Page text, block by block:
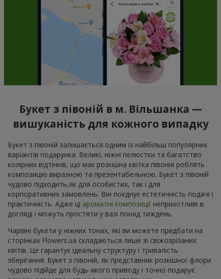
Букет з півоній в м. Вільшанка —
вишуканість для кожного випадку
Букет з півоній залишається одним із найбільш популярних
варіантів подарунка. Великі, ніжні пелюстки та багатство
колірних відтінків, що має розкішна квітка півонія роблять
композицію виразною та презентабельною. Букет з півоній
чудово підходить,як для особистих, так і для
корпоративних замовлень. Він поєднує естетичність подачі і
практичність. Адже ці ароматні композиції неприхотливі в
догляді і можуть простяти у вазі понад тиждень.
Чарівні букети у ніжних тонах, які ви можете придбати на
сторінках Flowers.ua складаються лише зі свіжозрізаних
квітів. Це гарантує ідеальну структуру і тривалість
зберігання. Букет з півоній, як представник розкішної флори
чудово підійде для будь-якого приводу і точно подарує